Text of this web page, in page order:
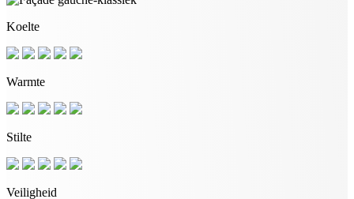
Koelte
Warmte
Stilte
Veiligheid